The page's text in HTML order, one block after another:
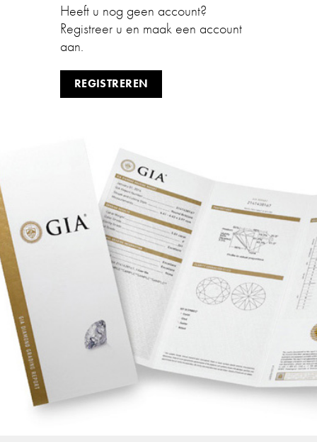
Heeft u nog geen account?
Registreer u en maak een account
aan.
REGISTREREN